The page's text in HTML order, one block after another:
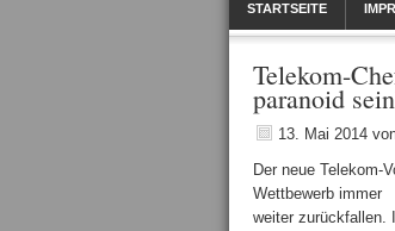
STARTSEITE
Telekom-
paranoid
13. Mai 2014
Der neue Telekom-
Wettbewerb immer
weiter zurückfallen.